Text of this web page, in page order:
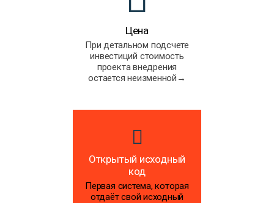
Цена
При детальном подсчете
инвестиций стоимость
проекта внедрения
остается неизменной→
Открытый исходный
код
Первая система, которая
отдаёт свой исходный